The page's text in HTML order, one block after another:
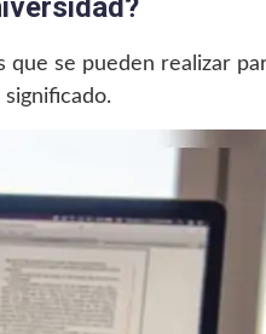
que se pueden realizar